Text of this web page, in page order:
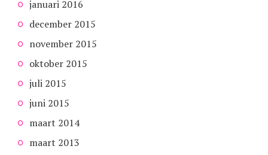
januari 2016
december 2015
november 2015
oktober 2015
juli 2015
juni 2015
maart 2014
maart 2013